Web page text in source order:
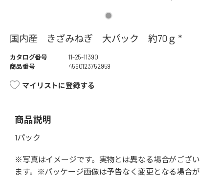
国内産 きざみねぎ 大パック 約70ｇ *
カタログ番号
11-25-11390
商品番号
4560123752959
マイリストに登録する
商品説明
1パック
※写真はイメージです。実物とは異なる場合がござい
ます。※パッケージ画像は予告なく変更となる場合が